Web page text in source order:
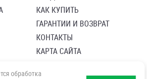
КАК КУПИТЬ
ГАРАНТИИ И ВОЗВРАТ
КОНТАКТЫ
КАРТА САЙТА
персональных данных
обработка